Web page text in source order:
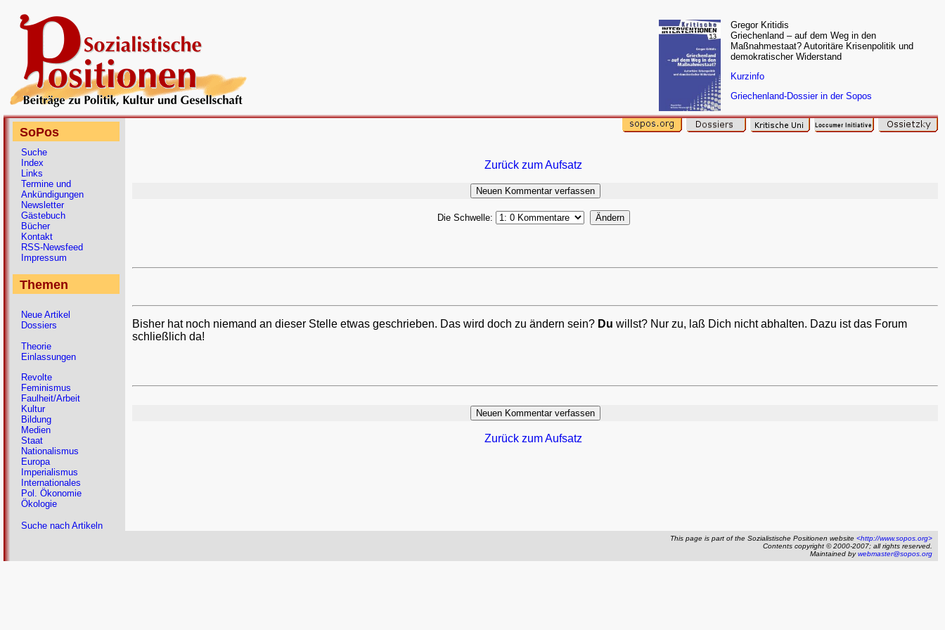
Gregor Kritidis
Griechenland – auf dem Weg in den
Maßnahmestaat? Autoritäre Krisenpolitik und
demokratischer Widerstand
Kurzinfo
Griechenland-Dossier in der Sopos
Zurück zum Aufsatz
Die Schwelle:
Bisher hat noch niemand an dieser Stelle etwas geschrieben. Das wird doch zu ändern sein? Du willst? Nur zu, laß Dich nicht abhalten. Dazu ist das Forum
schließlich da!
Zurück zum Aufsatz
SoPos
Suche
Index
Links
Termine und
Ankündigungen
Newsletter
Gästebuch
Bücher
Kontakt
RSS-Newsfeed
Impressum
Themen
Neue Artikel
Dossiers
Theorie
Einlassungen
Revolte
Feminismus
Faulheit/Arbeit
Kultur
Bildung
Medien
Staat
Nationalismus
Europa
Imperialismus
Internationales
Pol. Ökonomie
Ökologie
Suche nach Artikeln
This page is part of the Sozialistische Positionen website <http://www.sopos.org>
Contents copyright © 2000-2007; all rights reserved.
Maintained bywebmaster@sopos.org